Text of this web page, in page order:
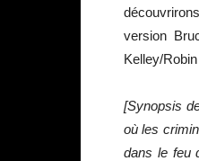
version
Kelley/
[Synopsis
où les
dans le feu